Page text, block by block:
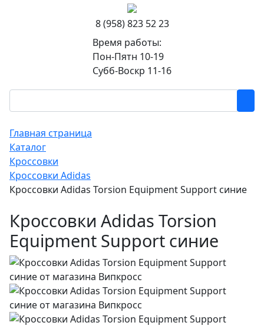
8 (958) 823 52 23
Время работы:
Пон-Пятн 10-19
Субб-Воскр 11-16
Главная страница
Каталог
Кроссовки
Кроссовки Adidas
Кроссовки Adidas Torsion Equipment Support синие
Кроссовки Adidas Torsion
Equipment Support синие